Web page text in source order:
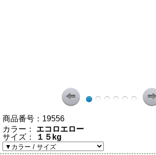
商品番号： 19556
カラー：
エコロエロー
サイズ：
１５kg